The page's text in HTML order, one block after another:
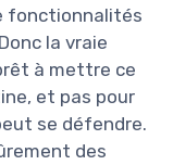
fonctionnalités
la vraie
à mettre ce
et pas pour
se défendre.
des